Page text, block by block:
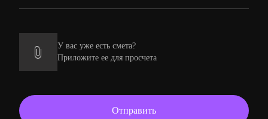
У вас уже есть смета?
Приложите ее для просчета